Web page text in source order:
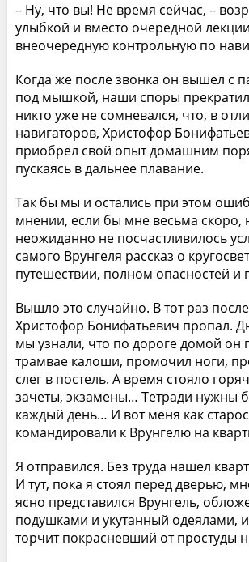
– Ну, что вы! Не время сейчас, –
улыбкой и вместо очередной
внеочередную контрольную по
Когда же после звонка он вышел с
под мышкой, наши споры
никто уже не сомневался, что, в
навигаторов, Христофор
приобрел свой опыт домашним
пускаясь в дальнее плавание.
Так бы мы и остались при этом
мнении, если бы мне весьма скоро,
неожиданно не посчастливилось
самого Врунгеля рассказ о
путешествии, полном опасностей и
Вышло это случайно. В тот раз
Христофор Бонифатьевич пропал.
мы узнали, что по дороге домой он
трамвае калоши, промочил ноги,
слег в постель. А время стояло
зачеты, экзамены… Тетради нужны
каждый день… И вот меня как
командировали к Врунгелю на
Я отправился. Без труда нашел
И тут, пока я стоял перед дверью,
ясно представился Врунгель,
подушками и укутанный одеялами,
торчит покрасневший от простуды